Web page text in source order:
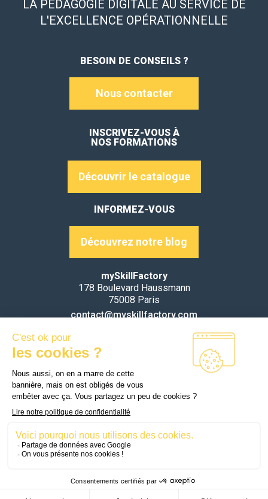
LA PÉDAGOGIE DIGITALE AU SERVICE DE
L'EXCELLENCE OPÉRATIONNELLE
BESOIN DE CONSEILS ?
Nous contacter
INSCRIVEZ-VOUS À
NOS FORMATIONS
Découvrir le catalogue
INFORMEZ-VOUS
Découvrez notre blog
mySkillFactory
178 Boulevard Haussmann
75008 Paris
contact@myskillfactory.com
Voir le Certificat Qualiopi